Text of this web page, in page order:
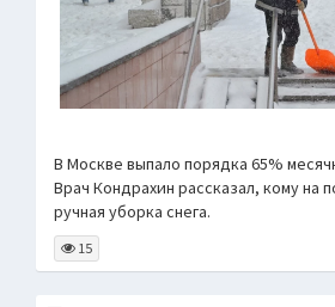
В Москве выпало порядка 65%
Врач Кондрахин рассказал, кому на
ручная уборка снега.
15